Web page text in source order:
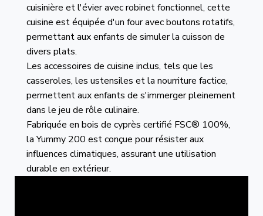
cuisinière et l'évier avec robinet fonctionnel, cette
cuisine est équipée d'un four avec boutons rotatifs,
permettant aux enfants de simuler la cuisson de
divers plats.
Les accessoires de cuisine inclus, tels que les
casseroles, les ustensiles et la nourriture factice,
permettent aux enfants de s'immerger pleinement
dans le jeu de rôle culinaire.
Fabriquée en bois de cyprès certifié FSC® 100%,
la Yummy 200 est conçue pour résister aux
influences climatiques, assurant une utilisation
durable en extérieur.